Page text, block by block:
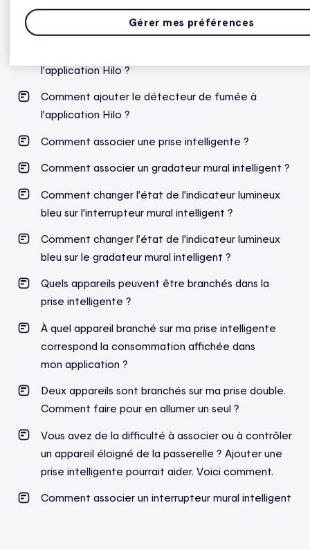
Comment associer une ampoule intelligente
l’application Hilo ?
Comment ajouter le détecteur de fumée à
l’application Hilo ?
Comment associer une prise intelligente ?
Comment associer un gradateur mural intelligent ?
Comment changer l’état de l’indicateur lumineux
bleu sur l’interrupteur mural intelligent ?
Comment changer l’état de l’indicateur lumineux
bleu sur le gradateur mural intelligent ?
Quels appareils peuvent être branchés dans la
prise intelligente ?
À quel appareil branché sur ma prise intelligente
correspond la consommation affichée dans
mon application ?
Deux appareils sont branchés sur ma prise double.
Comment faire pour en allumer un seul ?
Vous avez de la difficulté à associer ou à contrôler
un appareil éloigné de la passerelle ? Ajouter une
prise intelligente pourrait aider. Voici comment.
Comment associer un interrupteur mural intelligent
Gérer mes préférences